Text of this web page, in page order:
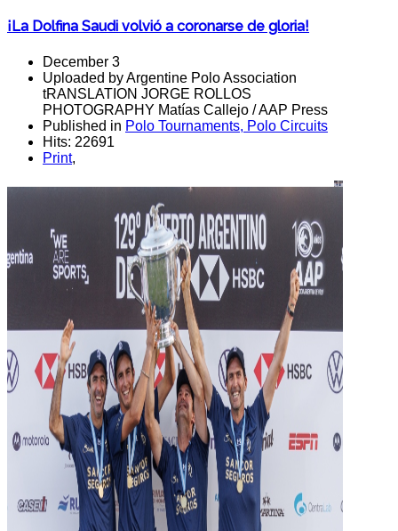
¡La Dolfina Saudi volvió a coronarse de gloria!
December 3
Uploaded by Argentine Polo Association
tRANSLATION JORGE ROLLOS
PHOTOGRAPHY Matías Callejo / AAP Press
Published in Polo Tournaments, Polo Circuits
Hits: 22691
Print,